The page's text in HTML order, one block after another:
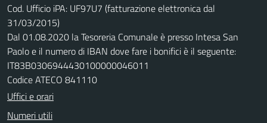
Cod. Ufficio iPA: UF97U7 (fatturazione elettronica dal
31/03/2015)
Dal 01.08.2020 la Tesoreria Comunale è presso Intesa San
Paolo e il numero di IBAN dove fare i bonifici è il seguente:
IT83B0306944430100000046011
Codice ATECO 841110
Uffici e orari
Numeri utili